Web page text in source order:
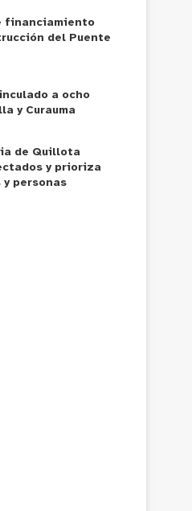
financiamiento
del Puente
a ocho
y Curauma
de Quillota
y prioriza
y personas